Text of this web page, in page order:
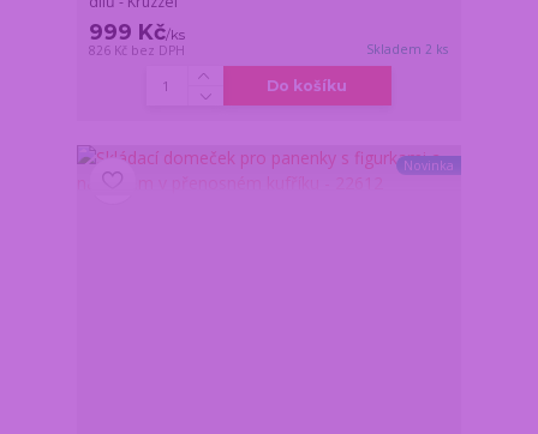
999 Kč/ks
826 Kč bez DPH Skladem 2 ks
Do košíku
Novinka